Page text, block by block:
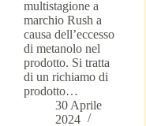
multistagione a
marchio Rush a
causa dell’eccesso
di metanolo nel
prodotto. Si tratta
di un richiamo di
prodotto…
30 Aprile
2024